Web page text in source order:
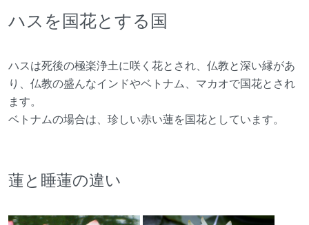
ハスを国花とする国
ハスは死後の極楽浄土に咲く花とされ、仏教と深い縁があ
り、仏教の盛んなインドやベトナム、マカオで国花とされ
ます。
ベトナムの場合は、珍しい赤い蓮を国花としています。
蓮と睡蓮の違い